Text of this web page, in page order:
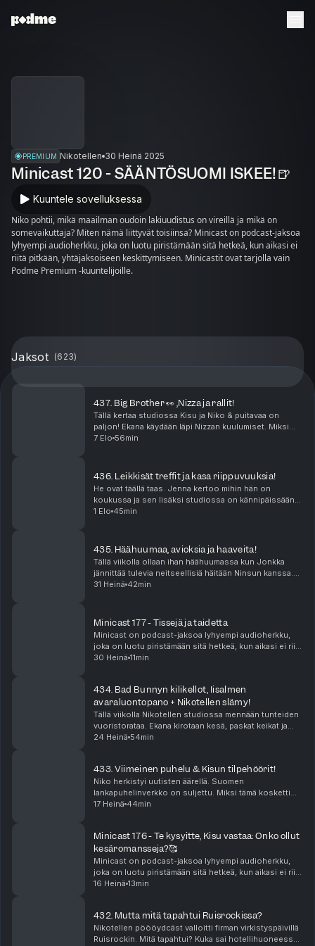
PREMIUM Nikotellen 30 Heinä 2025
Minicast 120 - SÄÄNTÖSUOMI ISKEE!🍺
Kuuntele sovelluksessa
Niko pohtii, mikä maailman oudoin lakiuudistus on vireillä ja mikä on
somevaikuttaja? Miten nämä liittyvät toisiinsa? Minicast on podcast-jaksoa
lyhyempi audioherkku, joka on luotu piristämään sitä hetkeä, kun aikasi ei
riitä pitkään, yhtäjaksoiseen keskittymiseen. Minicastit ovat tarjolla vain
Podme Premium -kuuntelijoille.
Jaksot (623)
437. Big Brother 👀 ,Nizza ja rallit!
Tällä kertaa studiossa Kisu ja Niko & puitavaa on
paljon! Ekana käydään läpi Nizzan kuulumiset. Miksi
kukaan ei lähesty meitä edes Ranskassa? Missä
7 Elo 56min
436. Leikkisät treffit ja kasa riippuvuuksia!
He ovat täällä taas. Jenna kertoo mihin hän on
koukussa ja sen lisäksi studiossa on kännipäissään
lyöty 500€ veto. Mutta mistä? Niko suuntasi tutun
1 Elo 45min
435. Häähuumaa, avioksia ja haaveita!
Tällä viikolla ollaan ihan häähuumassa kun Jonkka
jännittää tulevia neitseellisiä häitään Ninsun kanssa.
Miten häät onkaan paisuneet sellaiseksi että näistä
31 Heinä 42min
Minicast 177 - Tissejä ja taidetta
Minicast on podcast-jaksoa lyhyempi audioherkku,
joka on luotu piristämään sitä hetkeä, kun aikasi ei riitä
pitkään, yhtäjaksoiseen keskittymiseen. Minicastit
30 Heinä 11min
434. Bad Bunnyn kilikellot, Iisalmen
avaraluontopano + Nikotellen slämy!
Tällä viikolla Nikotellen studiossa mennään tunteiden
vuoristorataa. Ekana kirotaan kesä, paskat keikat ja
sitten Bad Bunnyn tiktokit vie mennessään! Katja on
24 Heinä 54min
433. Viimeinen puhelu & Kisun tilpehöörit!
Niko herkistyi uutisten äärellä. Suomen
lankapuhelinverkko on suljettu. Miksi tämä kosketti
niin suuresti? Jenna nukkui elämänsä parhaat
17 Heinä 44min
Minicast 176 - Te kysyitte, Kisu vastaa: Onko ollut
kesäromansseja?🥰
Minicast on podcast-jaksoa lyhyempi audioherkku,
joka on luotu piristämään sitä hetkeä, kun aikasi ei riitä
pitkään, yhtäjaksoiseen keskittymiseen. Minicastit
16 Heinä 13min
432. Mutta mitä tapahtui Ruisrockissa?
Nikotellen pöööydcäst valloitti firman virkistyspäivillä
Ruisrockin. Mitä tapahtui? Kuka sai hotellihuoneessa?